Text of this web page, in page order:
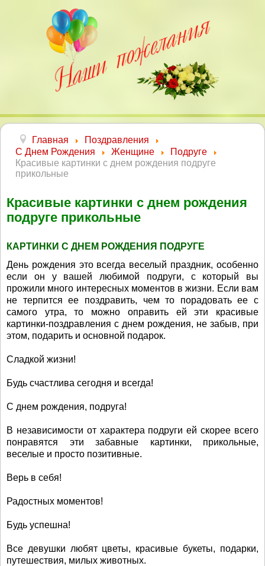
Главная
Поздравления
С Днем Рождения
Женщине
Подруге
Красивые картинки с днем рождения подруге
прикольные
Красивые картинки с днем рождения
подруге прикольные
КАРТИНКИ С ДНЕМ РОЖДЕНИЯ ПОДРУГЕ
День рождения это всегда веселый праздник, особенно
если он у вашей любимой подруги, с который вы
прожили много интересных моментов в жизни. Если вам
не терпится ее поздравить, чем то порадовать ее с
самого утра, то можно оправить ей эти красивые
картинки-поздравления с днем рождения, не забыв, при
этом, подарить и основной подарок.
Сладкой жизни!
Будь счастлива сегодня и всегда!
С днем рождения, подруга!
В независимости от характера подруги ей скорее всего
понравятся эти забавные картинки, прикольные,
веселые и просто позитивные.
Верь в себя!
Радостных моментов!
Будь успешна!
Все девушки любят цветы, красивые букеты, подарки,
путешествия, милых животных.